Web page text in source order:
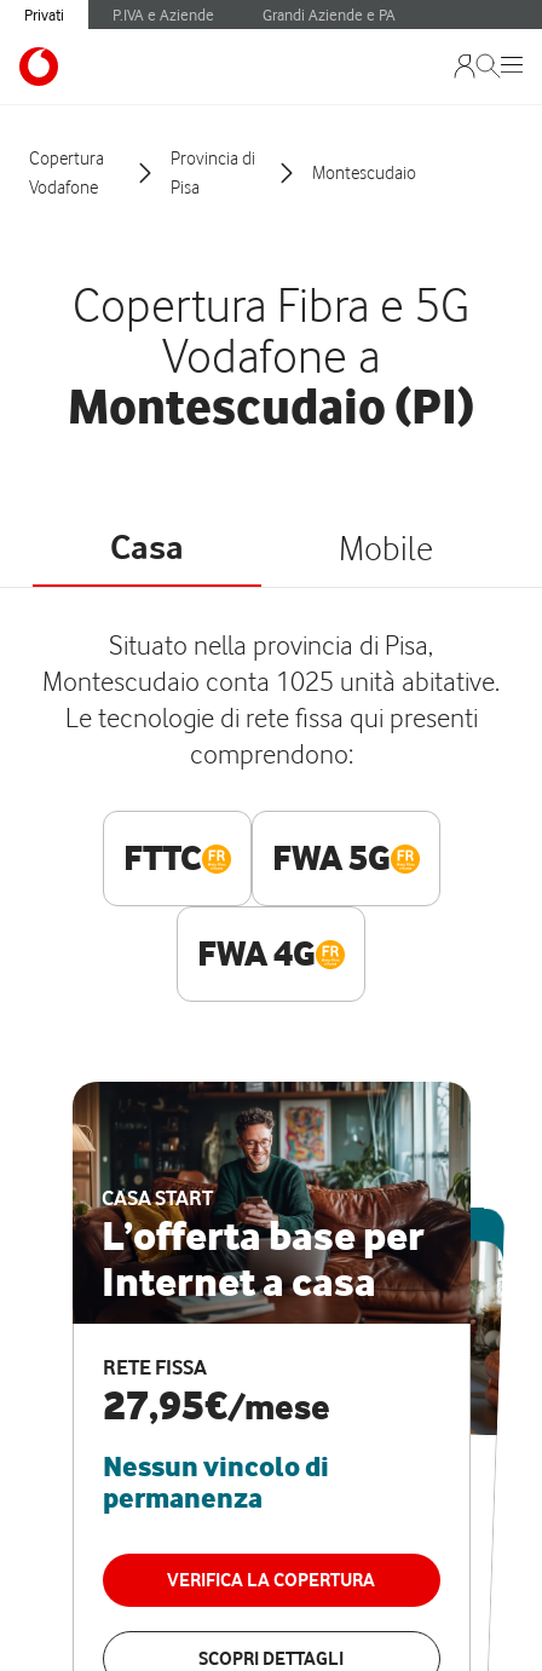
Privati P.IVA e Aziende Grandi Aziende e PA
Copertura
Vodafone
Provincia di
Pisa
Montescudaio
Copertura Fibra e 5G
Vodafone a
Montescudaio (PI)
Casa Mobile
Situato nella provincia di Pisa,
Montescudaio conta 1025 unità abitative.
Le tecnologie di rete fissa qui presenti
comprendono:
FTTC FWA 5G
FWA 4G
CASA START
L’offerta base per
Internet a casa
RETE FISSA
27,95€/mese
Nessun vincolo di
permanenza
VERIFICA LA COPERTURA
SCOPRI DETTAGLI
ESCLUSIVA ONLINE
CASA PRO
Internet veloce e
vantaggi speciali
RETE FISSA + VODAFONE CLUB
29,95€
permanenza
VERIFICA LA COPERTURA